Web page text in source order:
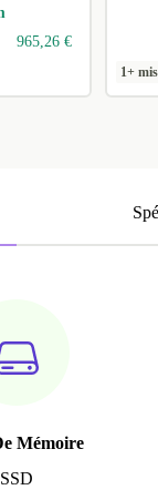
965,26 €
1+
Mémoire
SSD